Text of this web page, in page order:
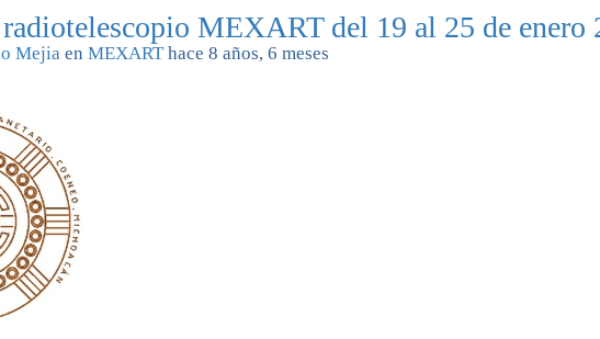
MEXART del 19 al 25 de enero
Mejia en MEXART hace 8 años, 6 meses